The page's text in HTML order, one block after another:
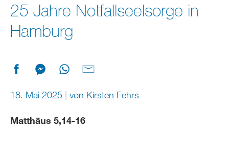
25 Jahre Notfallseelsorge in
Hamburg
18. Mai 2025 von Kirsten Fehrs
Matthäus 5,14-16